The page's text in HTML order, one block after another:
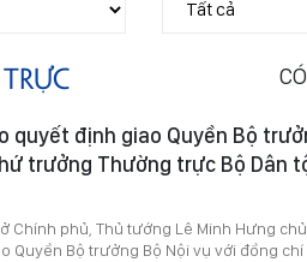
CÓ
quyết định giao Quyền Bộ
trưởng Thường trực Bộ Dân
Chính phủ, Thủ tướng Lê Minh Hưng
Quyền Bộ trưởng Bộ Nội vụ với đồng chí